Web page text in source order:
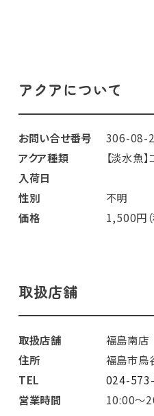
アクアについて
お問い合せ番号
306-08-
アクア種類
【淡水魚
入荷日
性別
不明
価格
1,500円（
取扱店舗
取扱店舗
福島南店
住所
福島市鳥
TEL
024-
営業時間
10:00～